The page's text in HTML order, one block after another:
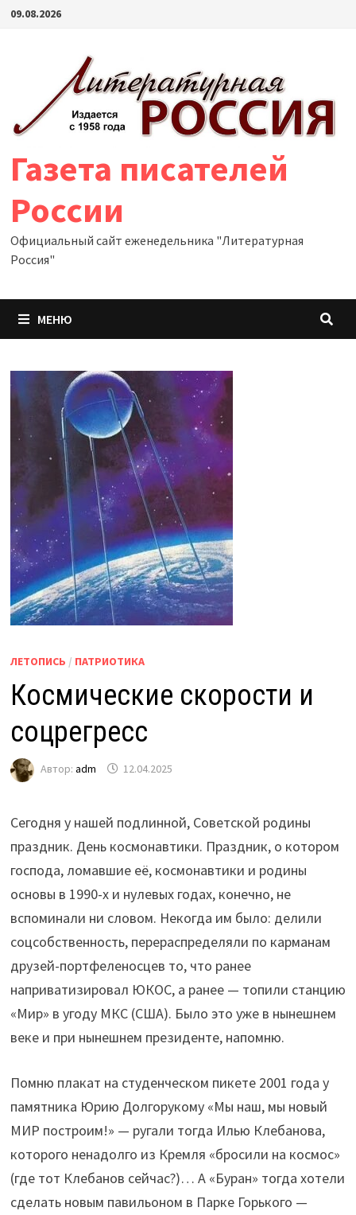
Перейти
09.08.2026
Газета писателей
России
Официальный сайт еженедельника "Литературная
Россия"
МЕНЮ
ЛЕТОПИСЬ / ПАТРИОТИКА
Космические скорости и
соцрегресс
Автор: adm 12.04.2025
Сегодня у нашей подлинной, Советской родины
праздник. День космонавтики. Праздник, о котором
господа, ломавшие её, космонавтики и родины
основы в 1990-х и нулевых годах, конечно, не
вспоминали ни словом. Некогда им было: делили
соцсобственность, перераспределяли по карманам
друзей-портфеленосцев то, что ранее
наприватизировал ЮКОС, а ранее — топили станцию
«Мир» в угоду МКС (США). Было это уже в нынешнем
веке и при нынешнем президенте, напомню.
Помню плакат на студенческом пикете 2001 года у
памятника Юрию Долгорукому «Мы наш, мы новый
МИР построим!» — ругали тогда Илью Клебанова,
которого ненадолго из Кремля «бросили на космос»
(где тот Клебанов сейчас?)… А «Буран» тогда хотели
сделать новым павильоном в Парке Горького —